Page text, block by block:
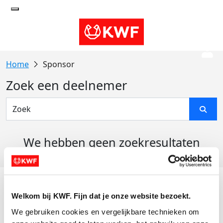
Welkom bij KWF. Fijn dat je onze website bezoekt.
We gebruiken cookies en vergelijkbare technieken om
Sponsor
Zoek een deelnemer
We hebben geen zoekresultaten
Actiematerialen
Evenementen